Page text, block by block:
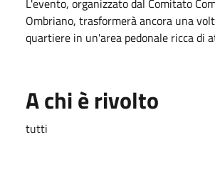
Ombriano, trasformerà ancora una
quartiere in un'area pedonale ricca di
A chi è rivolto
tutti